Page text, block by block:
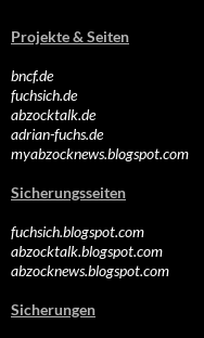
Projekte & Seiten
bncf.de
fuchsich.de
abzocktalk.de
adrian-fuchs.de
myabzocknews.blogspot.com
Sicherungsseiten
fuchsich.blogspot.com
abzocktalk.blogspot.com
abzocknews.blogspot.com
Sicherungen